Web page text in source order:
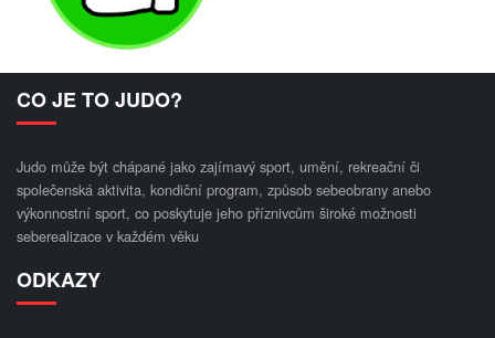
CO JE TO JUDO?
Judo může být chápané jako zajímavý sport, umění, rekreační či
společenská aktivita, kondiční program, způsob sebeobrany anebo
výkonnostní sport, co poskytuje jeho příznivcům široké možnosti
seberealizace v každém věku
ODKAZY